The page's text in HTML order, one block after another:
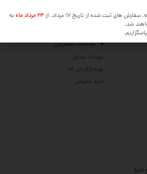
خدمات مشتریان
سوالات متداول
رویه بازگردانی کالا
حریم خصوصی
دارو
های ثبت شده از تاریخ 17 مرداد، از
24 مرداد ماه
به
شد.